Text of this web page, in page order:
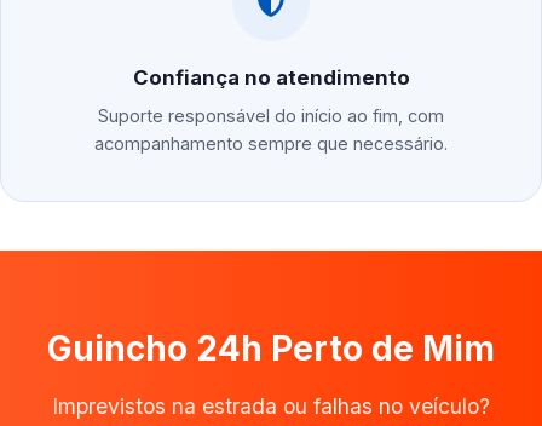
Confiança no atendimento
Suporte responsável do início ao fim, com
acompanhamento sempre que necessário.
Guincho 24h Perto de Mim
Imprevistos na estrada ou falhas no veículo?